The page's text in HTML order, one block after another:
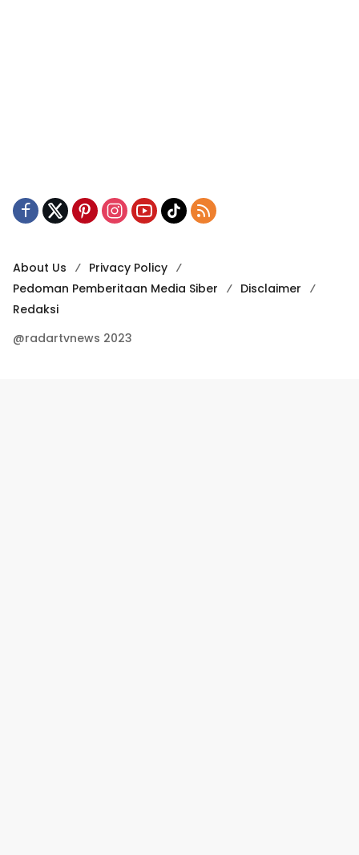
About Us
Privacy Policy
Pedoman Pemberitaan Media Siber
Disclaimer
Redaksi
@radartvnews 2023